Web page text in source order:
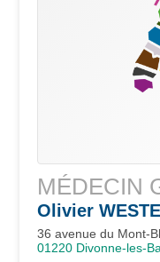
MÉDECIN
Olivier
36 avenue du Mont-
01220 Divonne-les-